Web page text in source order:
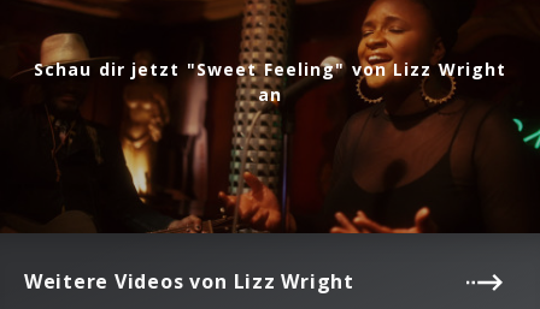
Schau dir jetzt "Sweet Feeling" von Lizz Wright
an
Weitere Videos von Lizz Wright